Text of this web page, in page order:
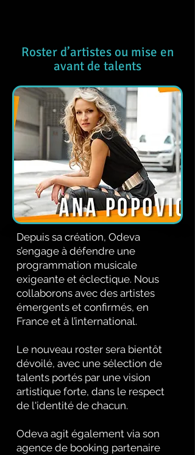
Roster d’artistes ou mise en
avant de talents
Depuis sa création, Odeva
s’engage à défendre une
programmation musicale
exigeante et éclectique. Nous
collaborons avec des artistes
émergents et confirmés, en
France et à l’international.
Le nouveau roster sera bientôt
dévoilé, avec une sélection de
talents portés par une vision
artistique forte, dans le respect
de l'identité de chacun.
Odeva agit également via son
agence de booking partenaire